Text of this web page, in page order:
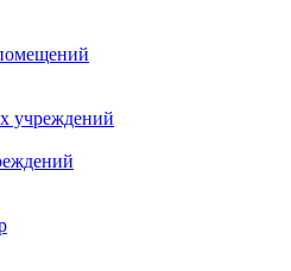
учреждений